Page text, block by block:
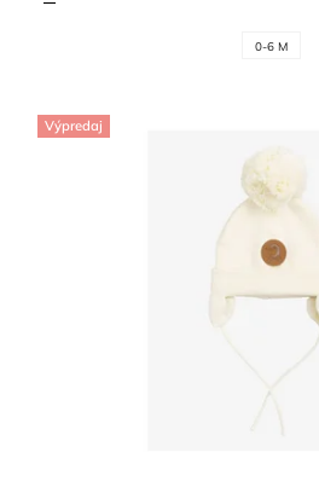
0-6 M
Výpredaj